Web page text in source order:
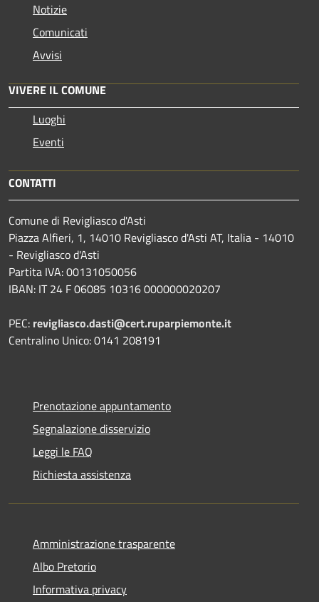
Notizie
Comunicati
Avvisi
VIVERE IL COMUNE
Luoghi
Eventi
CONTATTI
Comune di Revigliasco d'Asti
Piazza Alfieri, 1, 14010 Revigliasco d'Asti AT, Italia - 14010
- Revigliasco d'Asti
Partita IVA: 00131050056
IBAN: IT 24 F 06085 10316 000000020207
PEC: revigliasco.dasti@cert.ruparpiemonte.it
Centralino Unico: 0141 208191
Prenotazione appuntamento
Segnalazione disservizio
Leggi le FAQ
Richiesta assistenza
Amministrazione trasparente
Albo Pretorio
Informativa privacy